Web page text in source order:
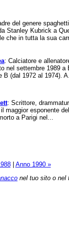
del genere
Stanley Kubrick a
che in tutta la sua
: Calciatore e
nel settembre 1989
B (dal 1972 al 1974).
: Scrittore,
maggior esponente
a Parigi nel...
| Anno 1990 »
nel tuo sito o nel